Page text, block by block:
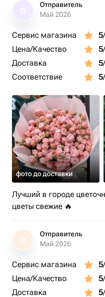
Отправитель
Май 2026
Сервис магазина 5
Цена/Качество
5
Доставка
5
Соответствие
5
фото до доставки
Лучший в городе
цветы свежие 🔥
О
Отправитель
Май 2026
Сервис магазина 5
Цена/Качество
5
Доставка
5